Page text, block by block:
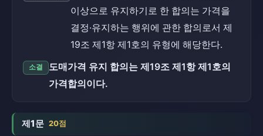
이상으로 유지하기로 한 합의는 가격을
결정·유지하는 행위에 관한 합의로서 제
19조 제1항 제1호의 유형에 해당한다.
소결
도매가격 유지 합의는 제19조 제1항 제1호의
가격합의이다.
제1문 20점